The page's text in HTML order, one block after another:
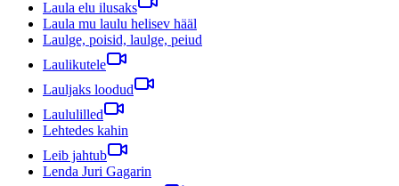
Laula elu ilusaks
Laula mu laulu helisev hääl
Laulge, poisid, laulge, peiud
Laulikutele
Lauljaks loodud
Laululilled
Lehtedes kahin
Leib jahtub
Lenda Juri Gagarin